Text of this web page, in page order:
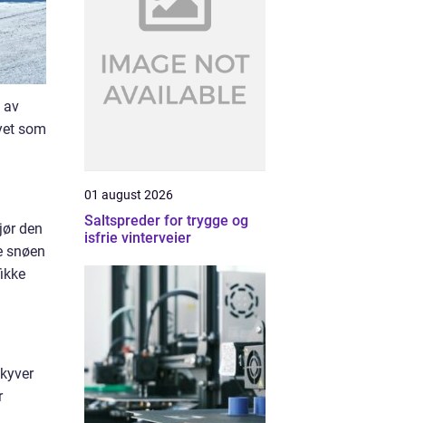
av
som
den
snøen
01 august 2026
Saltspreder for trygge og
isfrie vinterveier